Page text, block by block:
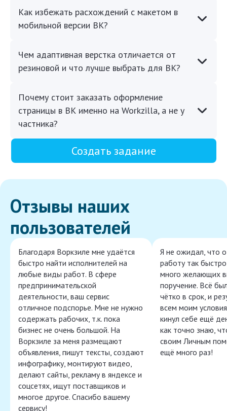
Как избежать расхождений с макетом в
мобильной версии ВК?
Чем адаптивная верстка отличается от
резиновой и что лучше выбрать для ВК?
Почему стоит заказать оформление
страницы в ВК именно на Workzilla, а не у
частника?
Создать задание
Отзывы наших
пользователей
Благодаря Воркзиле мне удаётся
быстро найти исполнителей на
любые виды работ. В сфере
предпринимательской
деятельности, ваш сервис
отличное подспорье. Мне не нужно
содержать рабочих, т.к. пока
бизнес не очень большой. На
Воркзиле за меня размещают
объявления, пишут тексты, создают
инфографику, монтируют видео,
делают сайты, рекламу в яндексе и
соцсетях, ищут поставщиков и
многое другое. Спасибо вашему
сервису!
Я не ожидал, что
работу так
много желающих
поручение. Всё
чётко в срок, и
всем моим
кинул себе ещё
как точно знаю,
своим Личным
ещё много раз!